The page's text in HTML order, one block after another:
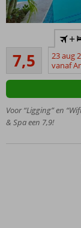
Ideale
ligging om
Curaçao te
Gratis
shuttle
strand en
7,5
Goed
155
beoordelingen
+
23 aug
vanaf
Voor “Ligging” en
& Spa een 7,9!